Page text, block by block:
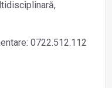
0722.512.112